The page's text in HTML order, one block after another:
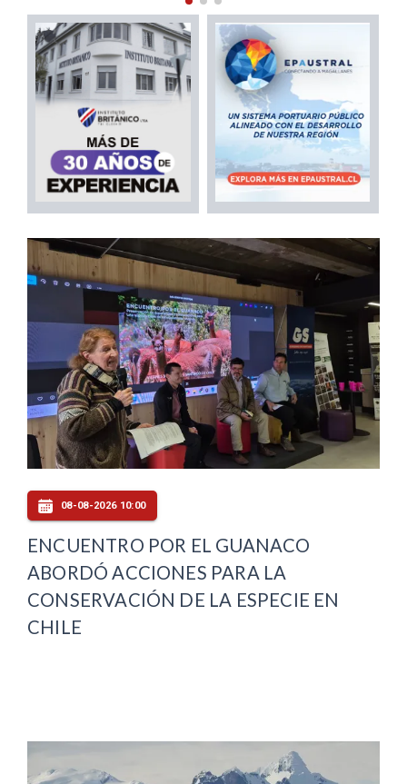
08-08-2026 10:00
ENCUENTRO POR EL GUANACO
ABORDÓ ACCIONES PARA LA
CONSERVACIÓN DE LA ESPECIE EN
CHILE